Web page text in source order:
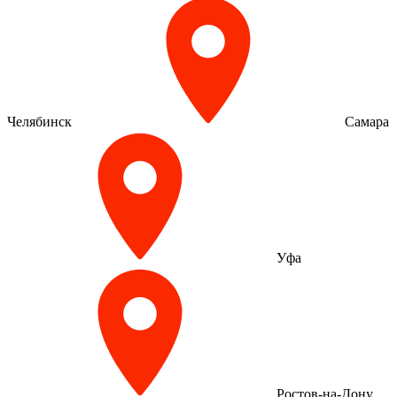
Челябинск Самара
Уфа
Ростов-на-Дону